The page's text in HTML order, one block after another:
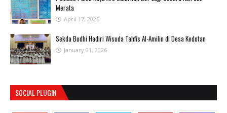
Merata
April 17, 2026
Sekda Budhi Hadiri Wisuda Tahfis Al-Amilin di Desa Kedotan
January 01, 2026
SOCIAL PLUGIN